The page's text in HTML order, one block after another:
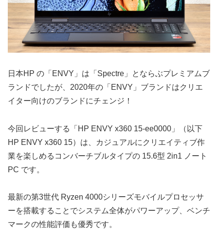
日本HP の「ENVY」は「Spectre」とならぶプレミアムブ
ランドでしたが、2020年の「ENVY」ブランドはクリエ
イター向けのブランドにチェンジ！
今回レビューする「HP ENVY x360 15-ee0000」（以下
HP ENVY x360 15）は、カジュアルにクリエイティブ作
業を楽しめるコンバーチブルタイプの 15.6型 2in1 ノート
PC です。
最新の第3世代 Ryzen 4000シリーズモバイルプロセッサ
ーを搭載することでシステム全体がパワーアップ、ベンチ
マークの性能評価も優秀です。